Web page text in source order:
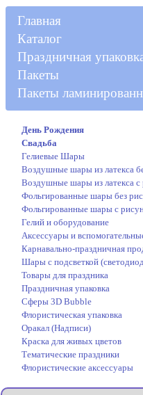
Главная
Каталог
Праздничная
Пакеты
Пакеты
День Рождения
Свадьба
Гелиевые Шары
Воздушные шары из латекса
Воздушные шары из латекса с
Фольгированные шары без
Фольгированные шары с
Гелий и оборудование
Аксессуары и
Карнавально-праздничная
Шары с подсветкой
Товары для праздника
Праздничная упаковка
Сферы 3D Bubble
Флористическая упаковка
Оракал (Надписи)
Краска для живых цветов
Тематические праздники
Флористические аксессуары